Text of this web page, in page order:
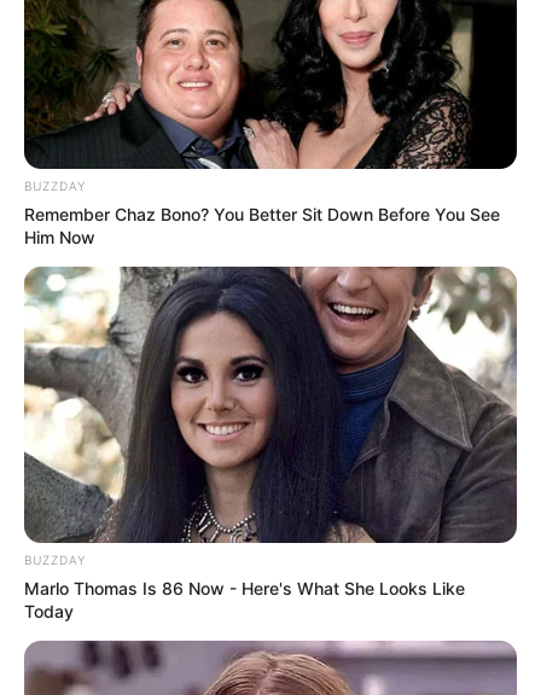
Noch mehr Ausflugsziele, Touristenattraktionen,
Freizeitziele, Sehenswürdigkeiten und Museen in
Berlin inklusive dem Umkreis der Stadt:
Gaststätten in Berlin
Umkreissuche Tourismus Berlin
Museen in und um Berlin
Kinderausflugsziele für Berlin
Schlösser und Burgen in und um Berlin
BUZZDAY
Remember Chaz Bono? You Better Sit Down Before You See
Him Now
BUZZDAY
Marlo Thomas Is 86 Now - Here's What She Looks Like
Today